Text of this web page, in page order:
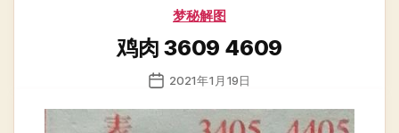
分
梦秘解图
鸡肉 3609 4609
发
日
2021年1月19日